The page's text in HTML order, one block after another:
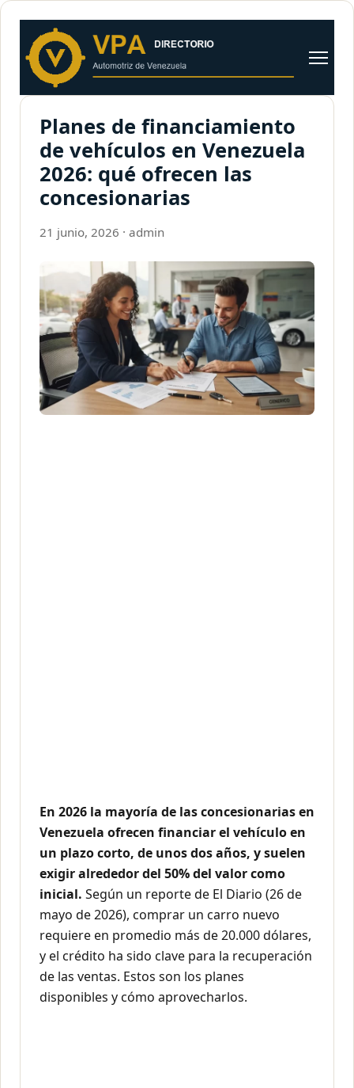
al
contenido
Abrir
Planes de financiamiento
de vehículos en Venezuela
2026: qué ofrecen las
concesionarias
21 junio, 2026 · admin
En 2026 la mayoría de las concesionarias en
Venezuela ofrecen financiar el vehículo en
un plazo corto, de unos dos años, y suelen
exigir alrededor del 50% del valor como
inicial. Según un reporte de El Diario (26 de
mayo de 2026), comprar un carro nuevo
requiere en promedio más de 20.000 dólares,
y el crédito ha sido clave para la recuperación
de las ventas. Estos son los planes
disponibles y cómo aprovecharlos.